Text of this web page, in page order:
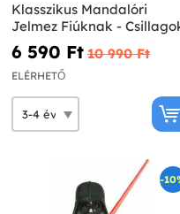
Klasszikus Mandalóri
Jelmez Fiúknak -
Háborúja
6 590 Ft‎ 10 990 Ft‎
ELÉRHETŐ
-